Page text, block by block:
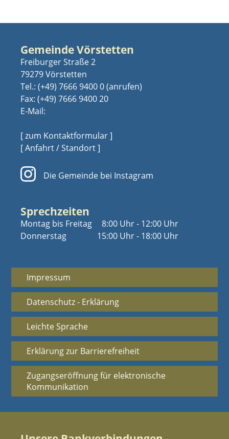
Gemeinde Vörstetten
Freiburger Straße 2
79279 Vörstetten
Tel.: (+49) 7666 9400 0
Fax: (+49) 7666 9400 20
E-Mail:
[ zum Kontaktformular ]
[ Anfahrt / Standort ]
Die Gemeinde bei Instagram
Sprechzeiten
Montag bis Freitag
Donnerstag
8:00 Uhr - 12:00 Uhr
15:00 Uhr - 18:00 Uhr
Impressum
Datenschutz - Erklärung
Leichte Sprache
Erklärung zur Barrierefreiheit
Zugangseröffnung für elektronische
Kommunikation